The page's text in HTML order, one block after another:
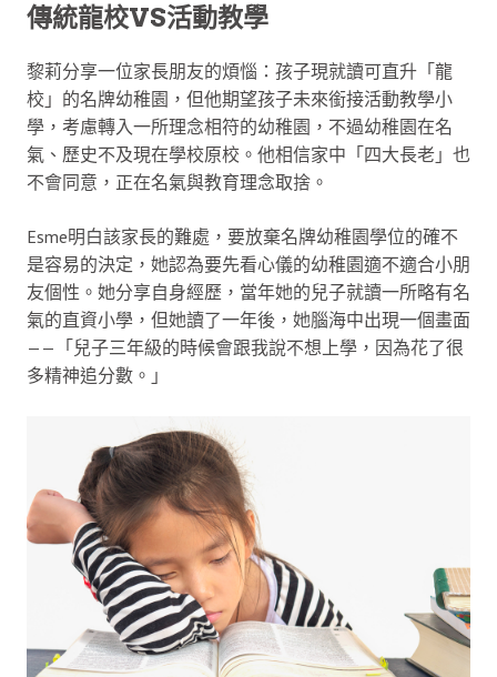
傳統龍校VS活動教學
黎莉分享一位家長朋友的煩惱：孩子現就讀可直升「龍
校」的名牌幼稚園，但他期望孩子未來銜接活動教學小
學，考慮轉入一所理念相符的幼稚園，不過幼稚園在名
氣、歷史不及現在學校原校。他相信家中「四大長老」也
不會同意，正在名氣與教育理念取捨。
Esme明白該家長的難處，要放棄名牌幼稚園學位的確不
是容易的決定，她認為要先看心儀的幼稚園適不適合小朋
友個性。她分享自身經歷，當年她的兒子就讀一所略有名
氣的直資小學，但她讀了一年後，她腦海中出現一個畫面
——「兒子三年級的時候會跟我說不想上學，因為花了很
多精神追分數。」